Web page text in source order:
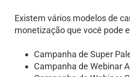
Existem vários modelos de
monetização que você pode
Campanha de Super
Campanha de Webinar